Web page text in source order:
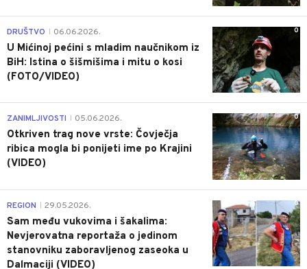
0
DRUŠTVO 06.06.2026.
U Mićinoj pećini s mladim naučnikom iz
BiH: Istina o šišmišima i mitu o kosi
(FOTO/VIDEO)
0
ZANIMLJIVOSTI 05.06.2026.
Otkriven trag nove vrste: Čovječja
ribica mogla bi ponijeti ime po Krajini
(VIDEO)
0
REGION 29.05.2026.
Sam među vukovima i šakalima:
Nevjerovatna reportaža o jedinom
stanovniku zaboravljenog zaseoka u
Dalmaciji (VIDEO)